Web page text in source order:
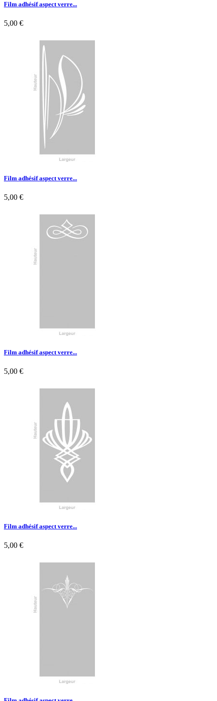
Film adhésif aspect verre...
5,00 €
Aperçu rapide
Film adhésif aspect verre...
5,00 €
Aperçu rapide
Film adhésif aspect verre...
5,00 €
Film adhésif aspect verre...
5,00 €